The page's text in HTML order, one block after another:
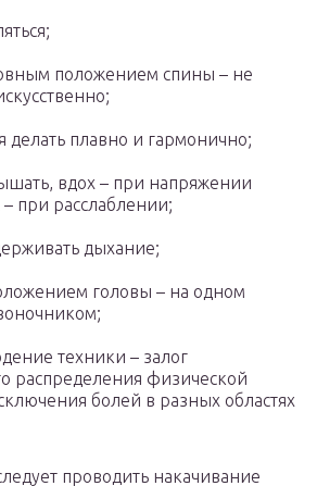
положением спины – не
делать плавно и гармонично;
вдох – при напряжении
при расслаблении;
дыхание;
головы – на одном
техники – залог
распределения физической
болей в разных областях
проводить накачивание